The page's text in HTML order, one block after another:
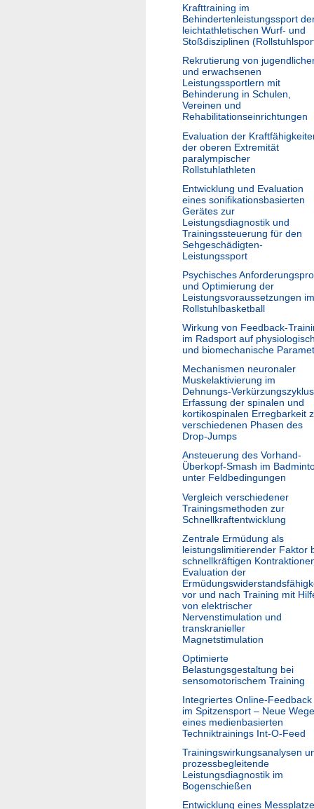
Krafttraining im
Behindertenleistungssport
leichtathletischen Wurf- und
Stoßdisziplinen
Rekrutierung von
und erwachsenen
Leistungssportlern mit
Behinderung in Schulen,
Vereinen und
Rehabilitationseinrichtungen
Evaluation der
der oberen Extremität
paralympischer
Rollstuhlathleten
Entwicklung und Evaluation
eines sonifikationsbasierten
Gerätes zur
Leistungsdiagnostik und
Trainingssteuerung für den
Sehgeschädigten-
Leistungssport
Psychisches
und Optimierung der
Leistungsvoraussetzungen im
Rollstuhlbasketball
Wirkung von Feedback-
im Radsport auf
und biomechanische
Mechanismen neuronaler
Muskelaktivierung im
Dehnungs-
Erfassung der spinalen und
kortikospinalen Erregbarkeit
verschiedenen Phasen des
Drop-Jumps
Ansteuerung des Vorhand-
Überkopf-Smash im
unter Feldbedingungen
Vergleich verschiedener
Trainingsmethoden zur
Schnellkraftentwicklung
Zentrale Ermüdung als
leistungslimitierender Faktor
schnellkräftigen
Evaluation der
vor und nach Training mit
von elektrischer
Nervenstimulation und
transkranieller
Magnetstimulation
Optimierte
Belastungsgestaltung bei
sensomotorischem Training
Integriertes Online-Feedback
im Spitzensport – Neue Wege
eines medienbasierten
Techniktrainings Int-O-Feed
Trainingswirkungsanalysen
prozessbegleitende
Leistungsdiagnostik im
Bogenschießen
Entwicklung eines